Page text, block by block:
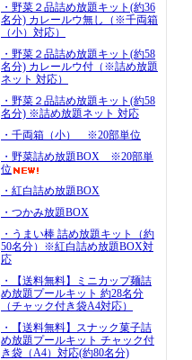
・野菜２品詰め放題キット(約36
名分) カレールウ無し（※千両箱
（小）対応）
・野菜２品詰め放題キット(約58
名分) カレールウ付（※詰め放題
ネット 対応）
・野菜２品詰め放題キット(約58
名分) ※詰め放題ネット 対応
・千両箱（小） ※20部単位
・野菜詰め放題BOX ※20部単
位
・紅白詰め放題BOX
・つかみ放題BOX
・うまい棒 詰め放題キット（約
50名分）※紅白詰め放題BOX対
応
・【送料無料】ミニカップ麺詰
め放題プールキット 約28名分
（チャック付き袋A4対応）
・【送料無料】スナック菓子詰
め放題プールキット チャック付
き袋（A4）対応(約80名分)